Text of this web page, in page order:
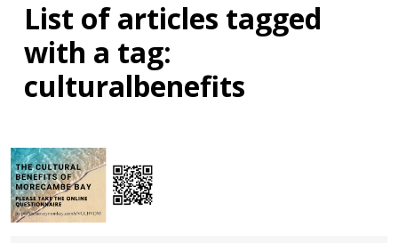
List of articles tagged
with a tag:
culturalbenefits